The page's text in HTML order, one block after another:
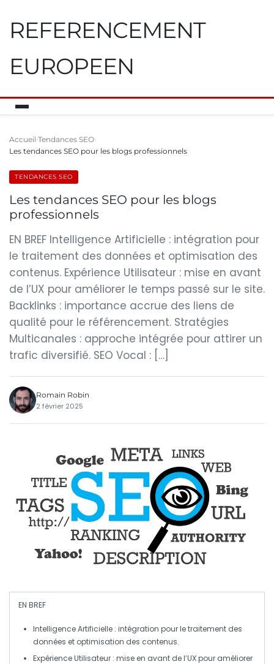
REFERENCEMENT
EUROPEEN
Accueil Tendances SEO
Les tendances SEO pour les blogs professionnels
TENDANCES SEO
Les tendances SEO pour les blogs
professionnels
EN BREF Intelligence Artificielle : intégration pour
le traitement des données et optimisation des
contenus. Expérience Utilisateur : mise en avant
de l’UX pour améliorer le temps passé sur le site.
Backlinks : importance accrue des liens de
qualité pour le référencement. Stratégies
Multicanales : approche intégrée pour attirer un
trafic diversifié. SEO Vocal : […]
Romain Robin
2 février 2025
EN BREF
Intelligence Artificielle : intégration pour le traitement des
données et optimisation des contenus.
Expérience Utilisateur : mise en avant de l’UX pour améliorer